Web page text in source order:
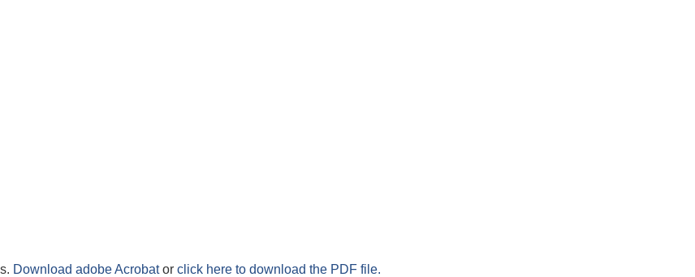
Download adobe Acrobator click here to download the PDF file.